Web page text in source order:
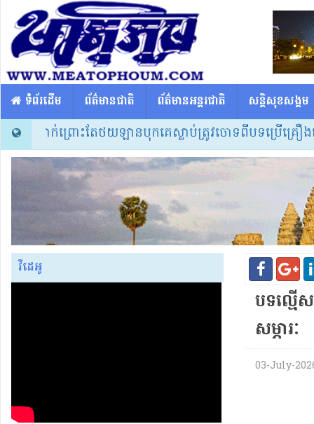
​​ ទំព័រដើម ព័ត៌មានជាតិ ព័ត៌មានអន្តរជាតិ សន្តិសុខសង្គម
បៈម្នាក់ព្រោះតែថយឡានបុកគេស្លាប់ត្រូវចោទពីបទប្រើគ្រឿងញ
វីដេអូ
បទល្មើ
សម្ភារៈ​
03-July-